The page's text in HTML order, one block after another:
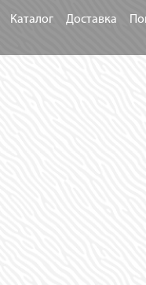
Каталог Доставка